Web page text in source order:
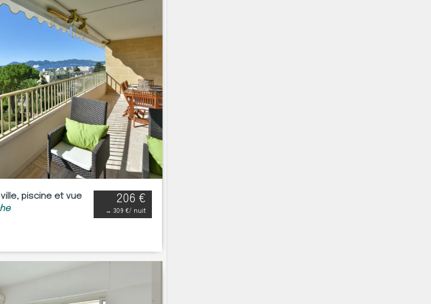
piscine et vue
206 €
→ 309 €/ nuit